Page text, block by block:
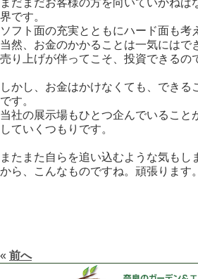
まだまだお客様の方を向いていかねば
界です。
ソフト面の充実とともにハード面も考
当然、お金のかかることは一気にはで
売り上げが伴ってこそ、投資できるの
しかし、お金はかけなくても、できる
です。
当社の展示場もひとつ企んでいること
していくつもりです。
またまた自らを追い込むような気もし
から、こんなものですね。頑張ります。
« 前へ